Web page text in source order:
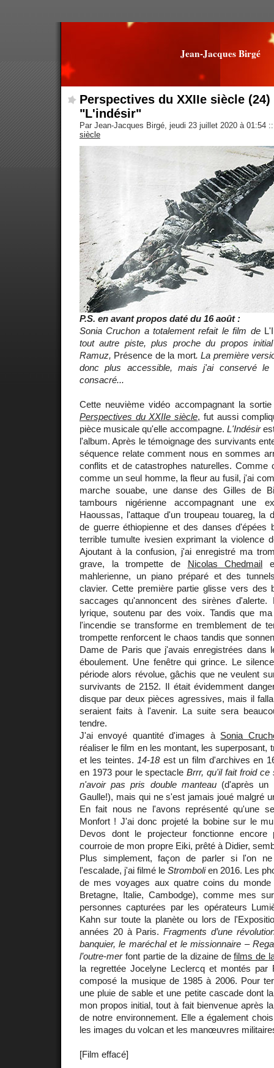
Jean-Jacques Birgé
Perspectives du XXIIe siècle
"L'indésir"
Par Jean-Jacques Birgé, jeudi 23 juillet 2020 à 01:54 ::
siècle
P.S. en avant propos daté du 16 août :
Sonia Cruchon a totalement refait le film de
tout autre piste, plus proche du propos
Ramuz, Présence de la mort. La première
donc plus accessible, mais j'ai conservé
consacré...
Cette neuvième vidéo accompagnant la
Perspectives du XXIIe siècle, fut aussi
pièce musicale qu'elle accompagne. L'Indésir
l'album. Après le témoignage des survivants
séquence relate comment nous en sommes
conflits et de catastrophes naturelles. Comme
comme un seul homme, la fleur au fusil, j'ai
marche souabe, une danse des Gilles de
tambours nigérienne accompagnant une
Haoussas, l'attaque d'un troupeau touareg, la
de guerre éthiopienne et des danses d'épées
terrible tumulte ivesien exprimant la violence
Ajoutant à la confusion, j'ai enregistré ma
grave, la trompette de Nicolas Chedmail
mahlerienne, un piano préparé et des
clavier. Cette première partie glisse vers des
saccages qu'annoncent des sirènes
lyrique, soutenu par des voix. Tandis que
l'incendie se transforme en tremblement de
trompette renforcent le chaos tandis que
Dame de Paris que j'avais enregistrées dans
éboulement. Une fenêtre qui grince. Le
période alors révolue, gâchis que ne veulent
survivants de 2152. Il était évidemment
disque par deux pièces agressives, mais il
seraient faits à l'avenir. La suite sera
tendre.
J'ai envoyé quantité d'images à Sonia
réaliser le film en les montant, les superposant,
et les teintes. 14-18est un film d'archives en
en 1973 pour le spectacleBrrr, qu'il fait froid ce
n'avoir pas pris double manteau(d'après un
Gaulle!), mais qui ne s'est jamais joué malgré
En fait nous ne l'avons représenté qu'une
Monfort ! J'ai donc projeté la bobine sur le
Devos dont le projecteur fonctionne encore
courroie de mon propre Eiki, prêté à Didier,
Plus simplement, façon de parler si l'on
l'escalade, j'ai filmé le Strombolien 2016. Les
de mes voyages aux quatre coins du monde
Bretagne, Italie, Cambodge), comme mes
personnes capturées par les opérateurs
Kahn sur toute la planète ou lors de
années 20 à Paris.Fragments d’une
banquier, le maréchal et le missionnaire –
l’outre-merfont partie de la dizaine defilms de
la regrettée Jocelyne Leclercq et montés par
composé la musique de 1985 à 2006. Pour
une pluie de sable et une petite cascade dont
mon propos initial, tout à fait bienvenue après
de notre environnement. Elle a également
les images du volcan et les manœuvres
[Film effacé]